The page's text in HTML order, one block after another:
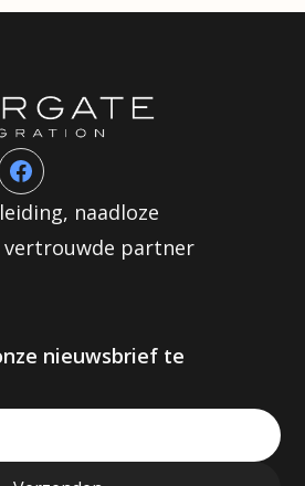
naadloze
partner
nieuwsbrief te